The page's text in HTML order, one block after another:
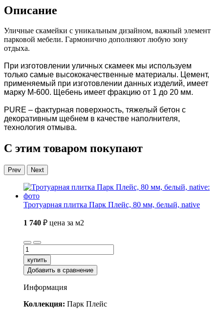
Описание
Уличные скамейки с уникальным дизайном, важный элемент
парковой мебели. Гармонично дополняют любую зону
отдыха.
При изготовлении уличных скамеек мы используем
только самые высококачественные материалы. Цемент,
применяемый при изготовлении данных изделий, имеет
марку М-600. Щебень имеет фракцию от 1 до 20 мм.
PURE – фактурная поверхность, тяжелый бетон с
декоративным щебнем в качестве наполнителя,
технология отмыва.
С этим товаром покупают
Prev Next
Тротуарная плитка Парк Плейс, 80 мм, белый, native
1 740 ₽ цена за м2
купить
Добавить в сравнение
Информация
Коллекция: Парк Плейс